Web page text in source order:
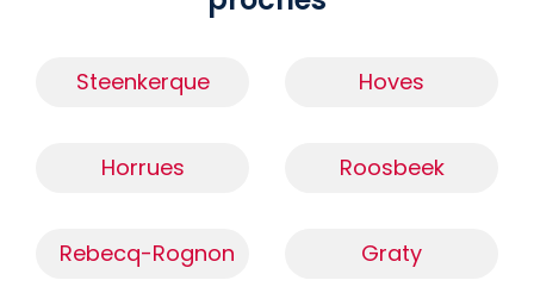
Steenkerque Hoves
Horrues Roosbeek
Rebecq-Rognon Graty